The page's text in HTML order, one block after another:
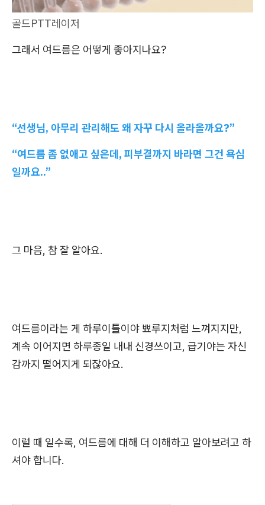
골드PTT레이저
그래서 여드름은 어떻게 좋아지나요?
“선생님, 아무리 관리해도 왜 자꾸 다시 올라올까요?”
“여드름 좀 없애고 싶은데, 피부결까지 바라면 그건 욕심
일까요..”
그 마음, 참 잘 알아요.
여드름이라는 게 하루이틀이야 뾰루지처럼 느껴지지만,
계속 이어지면 하루종일 내내 신경쓰이고, 급기야는 자신
감까지 떨어지게 되잖아요.
이럴 때 일수록, 여드름에 대해 더 이해하고 알아보려고 하
셔야 합니다.